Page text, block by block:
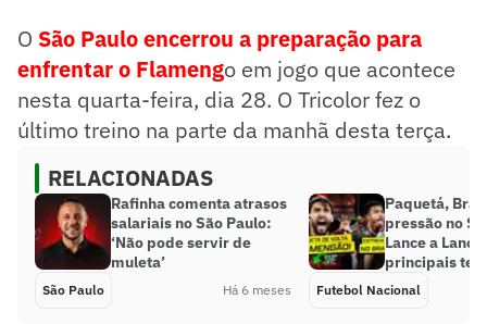
O São Paulo encerrou a preparação para
enfrentar o Flamengo em jogo que acontece
nesta quarta-feira, dia 28. O Tricolor fez o
último treino na parte da manhã desta terça.
RELACIONADAS
Rafinha comenta atrasos
salariais no São Paulo:
‘Não pode servir de
muleta’
São Paulo Há 6 meses
Paquetá,
pressão no
Lance a
principais
Futebol Nacional